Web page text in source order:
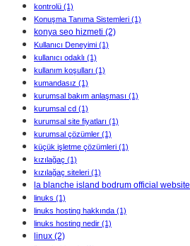
kontrolü (1)
Konuşma Tanıma Sistemleri (1)
konya seo hizmeti (2)
Kullanıcı Deneyimi (1)
kullanıcı odaklı (1)
kullanım koşulları (1)
kumandasız (1)
kurumsal bakım anlaşması (1)
kurumsal cd (1)
kurumsal site fiyatları (1)
kurumsal çözümler (1)
küçük işletme çözümleri (1)
kızılağaç (1)
kızılağaç siteleri (1)
la blanche island bodrum official website
linuks (1)
linuks hosting hakkında (1)
linuks hosting nedir (1)
linux (2)